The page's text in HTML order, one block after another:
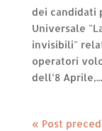
dei candidati
Universale
invisibili"
operatori
dell’8 Aprile,...
« Post